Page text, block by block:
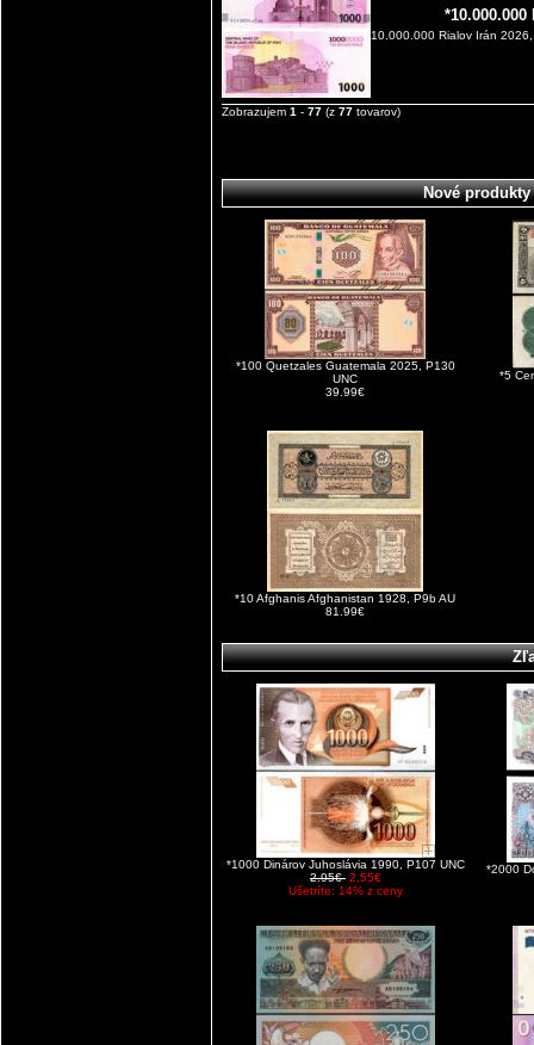
*10.000.000
10.000.000 Rialov Irán
Zobrazujem 1 - 77 (z 77 tovarov)
Nové produkty
*100 Quetzales Guatemala 2025, P130
UNC
39.99€
*5
*10 Afghanis Afghanistan 1928, P9b AU
81.99€
*1000 Dinárov Juhoslávia 1990, P107 UNC
2.95€ 2.55€
Ušetríte: 14% z ceny
*2000